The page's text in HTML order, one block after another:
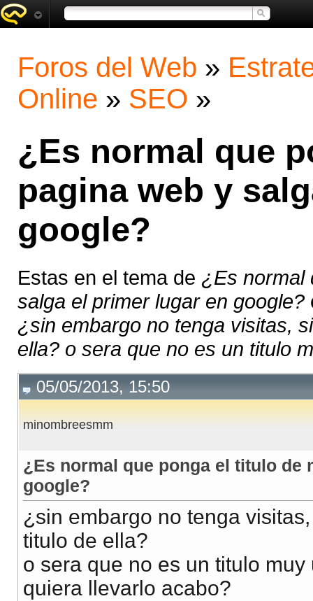
Foros del Web »
Online » SEO »
¿Es normal que
pagina web y
google?
Estas en el tema de ¿Es normal
salga el primer lugar en google?
¿sin embargo no tenga visitas,
ella? o sera que no es un titulo
05/05/2013, 15:50
minombreesmm
¿Es normal que ponga el titulo de
google?
¿sin embargo no tenga
titulo de ella?
o sera que no es un titulo
quiera llevarlo acabo?